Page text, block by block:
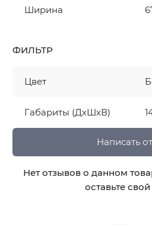
Ширина
ФИЛЬТР
Цвет
Габариты (ДхШхВ)
Написать
Нет отзывов о данном
оставьте